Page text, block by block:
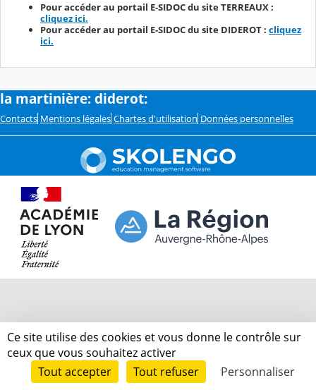
Pour accéder au portail E-SIDOC du site TERREAUX :
cliquez ici.
Pour accéder au portail E-SIDOC du site DIDEROT : cliquez
ici.
la martinière: diderot:
Contacts Mentions légales Chartes d'utilisation Données personnelles
Ce site utilise des cookies et vous donne le contrôle sur
ceux que vous souhaitez activer
Tout accepter
Tout refuser Personnaliser